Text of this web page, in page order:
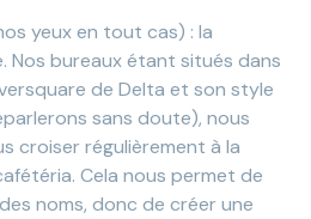
yeux en tout cas) : la
Nos bureaux étant situés dans
de Delta et son style
sans doute), nous
croiser régulièrement à la
Cela nous permet de
noms, donc de créer une